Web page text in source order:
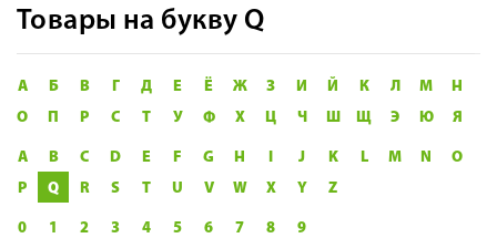
Товары на букву Q
А Б В Г Д Е Ё Ж З И Й К Л М
Н
О
П Р С Т У Ф Х Ц Ч Ш Щ Э Ю Я
A B C D E F G H I J K L M N
O
P
Q R S T U V W X Y Z
0 1 2 3 4 5 6 7 8 9